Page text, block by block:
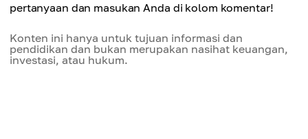
pertanyaan dan masukan Anda di kolom komentar!
Konten ini hanya untuk tujuan informasi dan
pendidikan dan bukan merupakan nasihat keuangan,
investasi, atau hukum.